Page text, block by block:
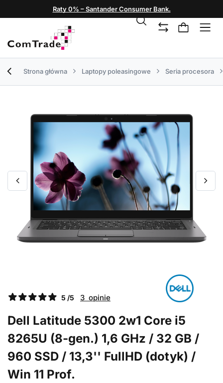
Raty 0% – Santander Consumer Bank.
Strona główna Laptopy poleasingowe Seria procesora
5 /5 3 opinie
Dell Latitude 5300 2w1 Core i5
8265U (8-gen.) 1,6 GHz / 32 GB /
960 SSD / 13,3'' FullHD (dotyk) /
Win 11 Prof.